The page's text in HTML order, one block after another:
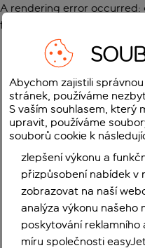
A rendering error occurred:
function
Abychom zajistili
stránek, používáme
S vaším souhlasem, který
upravit, používáme
souborů cookie k
zlepšení výkonu a
přizpůsobení nabídek v
zobrazovat na naší
analýza výkonu našeho
poskytování
míru společnosti